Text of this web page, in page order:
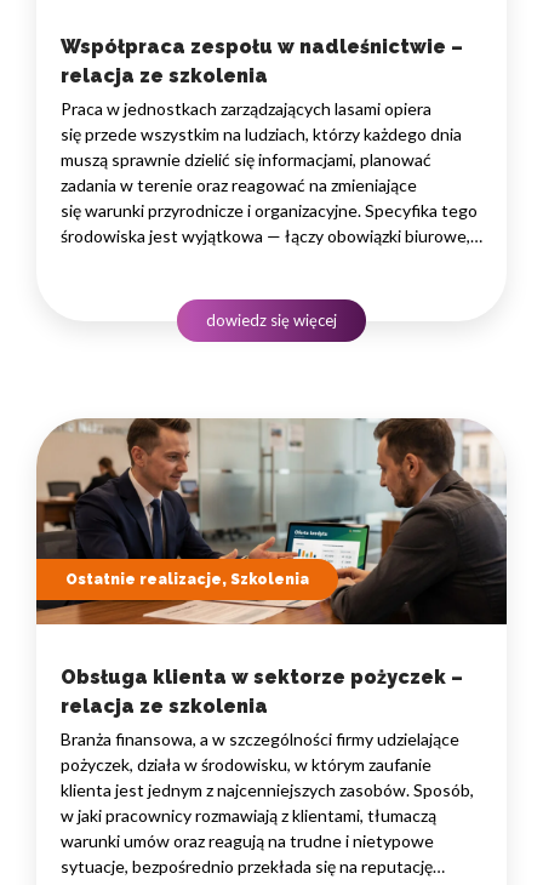
Współpraca zespołu w nadleśnictwie –
relacja ze szkolenia
Praca w jednostkach zarządzających lasami opiera
się przede wszystkim na ludziach, którzy każdego dnia
muszą sprawnie dzielić się informacjami, planować
zadania w terenie oraz reagować na zmieniające
się warunki przyrodnicze i organizacyjne. Specyfika tego
środowiska jest wyjątkowa — łączy obowiązki biurowe,
podejmowania decyzji. W takim środowisku
to nie pojedyncze kompetencje, lecz dobrze…
dowiedz się więcej
Ostatnie realizacje, Szkolenia
Obsługa klienta w sektorze pożyczek –
relacja ze szkolenia
Branża finansowa, a w szczególności firmy udzielające
pożyczek, działa w środowisku, w którym zaufanie
klienta jest jednym z najcenniejszych zasobów. Sposób,
w jaki pracownicy rozmawiają z klientami, tłumaczą
warunki umów oraz reagują na trudne i nietypowe
sytuacje, bezpośrednio przekłada się na reputację